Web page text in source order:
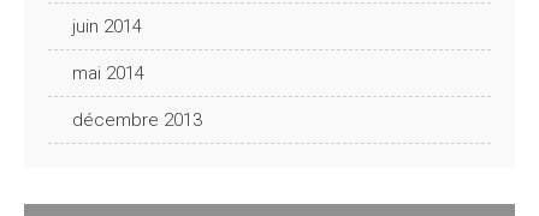
juin 2014
mai 2014
décembre 2013